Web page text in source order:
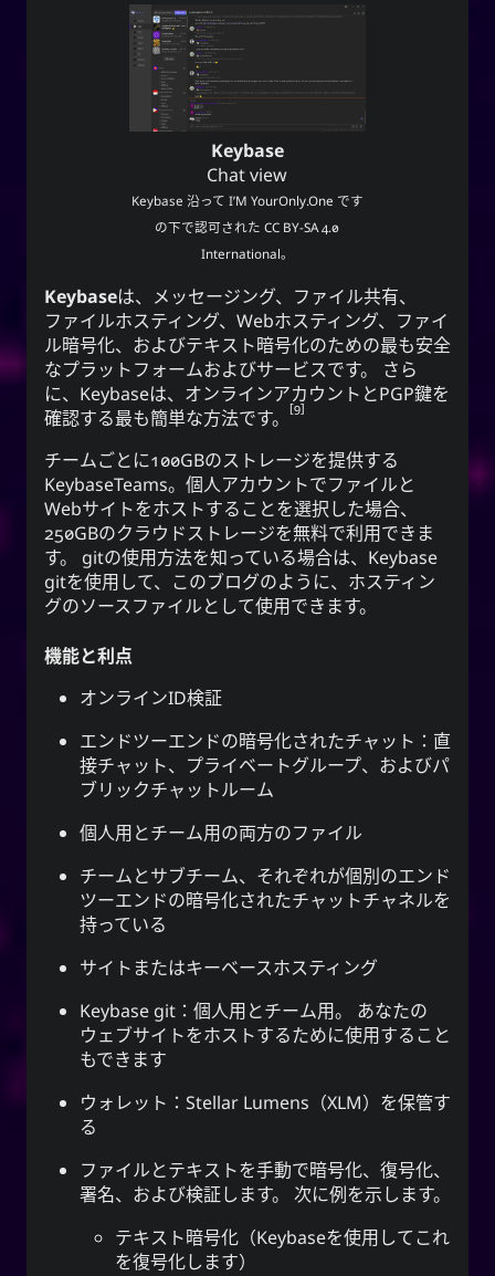
Keybase
Chat view
Keybase 沿って I’M YourOnly.One です
の下で認可されたCC BY-SA 4.0
International。
Keybaseは、メッセージング、ファイル共有、
ファイルホスティング、Webホスティング、ファイ
ル暗号化、およびテキスト暗号化のための最も安全
なプラットフォームおよびサービスです。 さら
に、Keybaseは、オンラインアカウントとPGP鍵を
確認する最も簡単な方法です。
9
チームごとに100GBのストレージを提供する
KeybaseTeams。個人アカウントでファイルと
Webサイトをホストすることを選択した場合、
250GBのクラウドストレージを無料で利用できま
す。 gitの使用方法を知っている場合は、Keybase
gitを使用して、このブログのように、ホスティン
グのソースファイルとして使用できます。
機能と利点
オンラインID検証
エンドツーエンドの暗号化されたチャット：直
接チャット、プライベートグループ、およびパ
ブリックチャットルーム
個人用とチーム用の両方のファイル
チームとサブチーム、それぞれが個別のエンド
ツーエンドの暗号化されたチャットチャネルを
持っている
サイトまたはキーベースホスティング
Keybase git：個人用とチーム用。 あなたの
ウェブサイトをホストするために使用すること
もできます
ウォレット：Stellar Lumens（XLM）を保管す
る
ファイルとテキストを手動で暗号化、復号化、
署名、および検証します。 次に例を示します。
テキスト暗号化（Keybaseを使用してこれ
を復号化します）